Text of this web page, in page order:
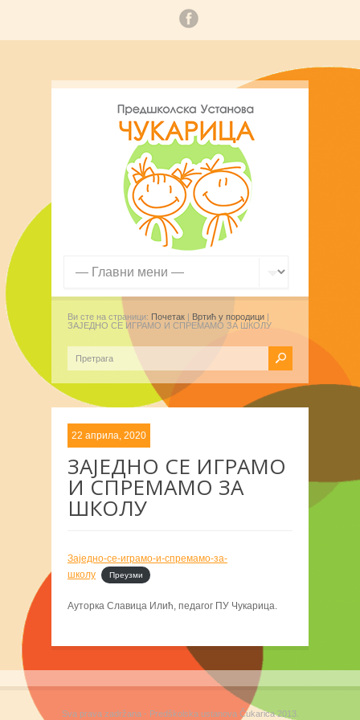
Ви сте на страници: Почетак | Вртић у породици |
ЗАЈЕДНО СЕ ИГРАМО И СПРЕМАМО ЗА ШКОЛУ
22 априла, 2020
ЗАЈЕДНО СЕ ИГРАМО
И СПРЕМАМО ЗА
ШКОЛУ
Заједно-се-играмо-и-спремамо-за-
школу
Преузми
Ауторка Славица Илић, педагог ПУ Чукарица.
Sva prava zadržana - Predškolska ustanova Čukarica 2013.